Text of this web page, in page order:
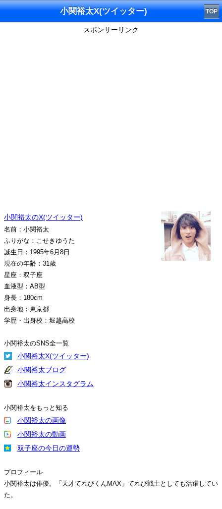
小関裕太X(ツイッター) TOP
スポンサーリンク
小関裕太のX(ツイッター)
名前：小関裕太
ふりがな：こせきゆうた
誕生日：1995年6月8日
現在の年齢：31歳
星座：双子座
血液型：AB型
身長：180cm
出身地：東京都
学歴・出身校：堀越高校
小関裕太のSNS全一覧
小関裕太X(ツイッター)
小関裕太ブログ
小関裕太インスタグラム
小関裕太をもっと知る
小関裕太の画像
小関裕太の動画
双子座の今日の運勢
プロフィール
小関裕太は俳優。「天才てれびくんMAX」てれび戦士としても活躍してい
た。